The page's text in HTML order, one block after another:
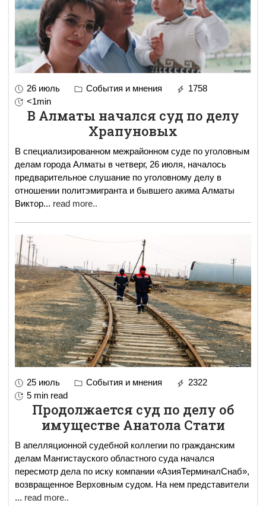
26 июль События и мнения
1758
<1min
В Алматы начался суд по делу
Храпуновых
В специализированном межрайонном суде по уголовным
делам города Алматы в четверг, 26 июля, началось
предварительное слушание по уголовному делу в
отношении политэмигранта и бывшего акима Алматы
Виктор... read more..
25 июль События и мнения
2322
5 min read
Продолжается суд по делу об
имуществе Анатола Стати
В апелляционной судебной коллегии по гражданским
делам Мангистауского областного суда начался
пересмотр дела по иску компании «АзияТерминалСнаб»,
возвращенное Верховным судом. На нем представители
... read more..